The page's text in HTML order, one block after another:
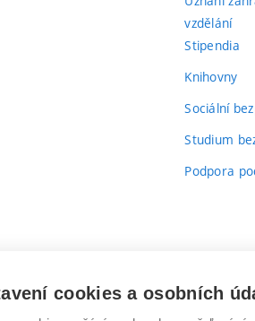
vzdělání
Stipendia
Knihovny
Sociální
Studium
Podpora
cookies a osobních